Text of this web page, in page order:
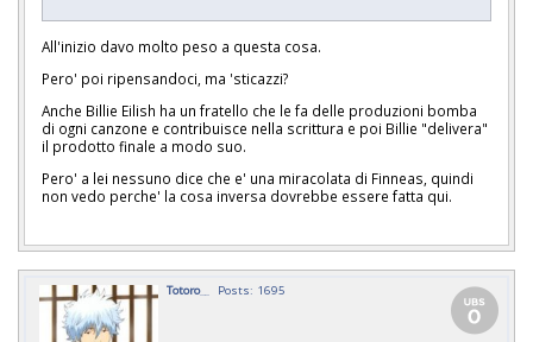
All'inizio davo molto peso a questa cosa.
Pero' poi ripensandoci, ma 'sticazzi?
Anche Billie Eilish ha un fratello che le fa delle produzioni bomba
di ogni canzone e contribuisce nella scrittura e poi Billie "delivera"
il prodotto finale a modo suo.
Pero' a lei nessuno dice che e' una miracolata di Finneas, quindi
non vedo perche' la cosa inversa dovrebbe essere fatta qui.
Totoro__ Posts: 1695